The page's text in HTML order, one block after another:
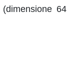
(dimensione 64